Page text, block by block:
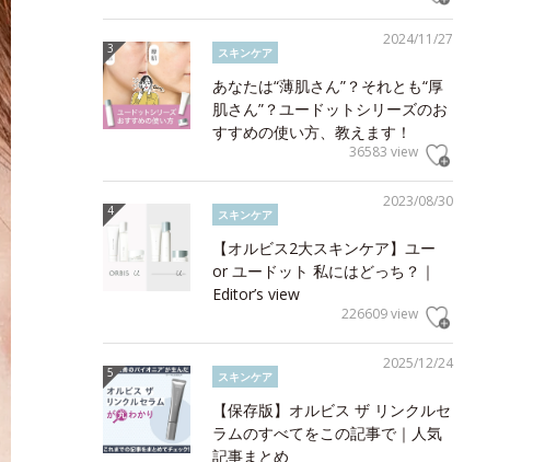
2024/11/27
スキンケア
あなたは“薄肌さん”？それとも“厚
肌さん”？ユードットシリーズのお
すすめの使い方、教えます！
36583 view
2023/08/30
スキンケア
【オルビス2大スキンケア】ユー
or ユードット 私にはどっち？｜
Editor’s view
226609 view
2025/12/24
スキンケア
【保存版】オルビス ザ リンクルセ
ラムのすべてをこの記事で｜人気
記事まとめ